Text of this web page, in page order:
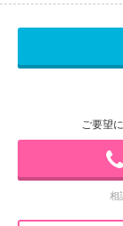
ご要望
相